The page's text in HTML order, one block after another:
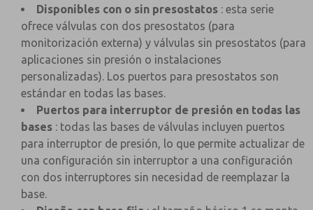
Disponibles con o sin presostatos : esta serie
ofrece válvulas con dos presostatos (para
monitorización externa) y válvulas sin presostatos (para
aplicaciones sin presión o instalaciones
personalizadas). Los puertos para presostatos son
estándar en todas las bases.
Puertos para interruptor de presión en todas las
bases : todas las bases de válvulas incluyen puertos
para interruptor de presión, lo que permite actualizar de
una configuración sin interruptor a una configuración
con dos interruptores sin necesidad de reemplazar la
base.